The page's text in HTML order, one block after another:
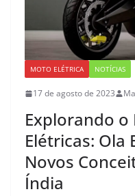
MOTO ELÉTRICA NOTÍCIAS
17 de agosto de 2023
Explorando
Elétricas: Ola
Novos
Índia